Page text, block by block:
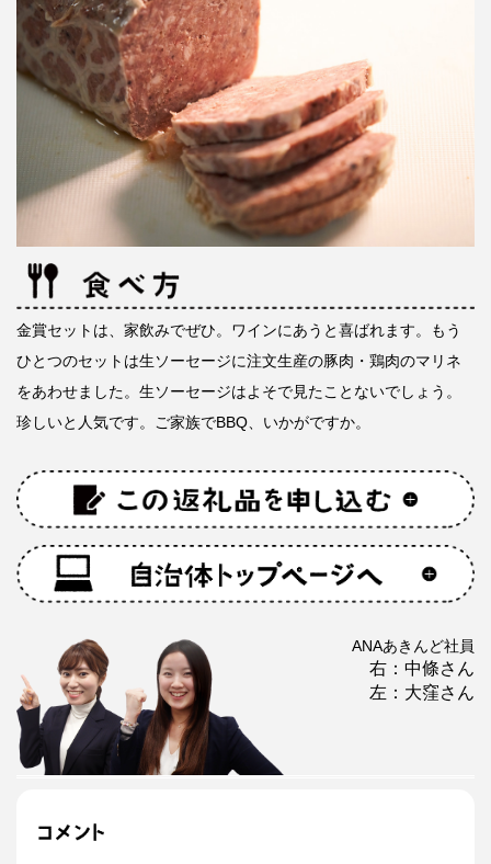
金賞セットは、家飲みでぜひ。ワインにあうと喜ばれます。もう
ひとつのセットは生ソーセージに注文生産の豚肉・鶏肉のマリネ
をあわせました。生ソーセージはよそで見たことないでしょう。
珍しいと人気です。ご家族でBBQ、いかがですか。
ANAあきんど社員
右：中條さん
左：大窪さん